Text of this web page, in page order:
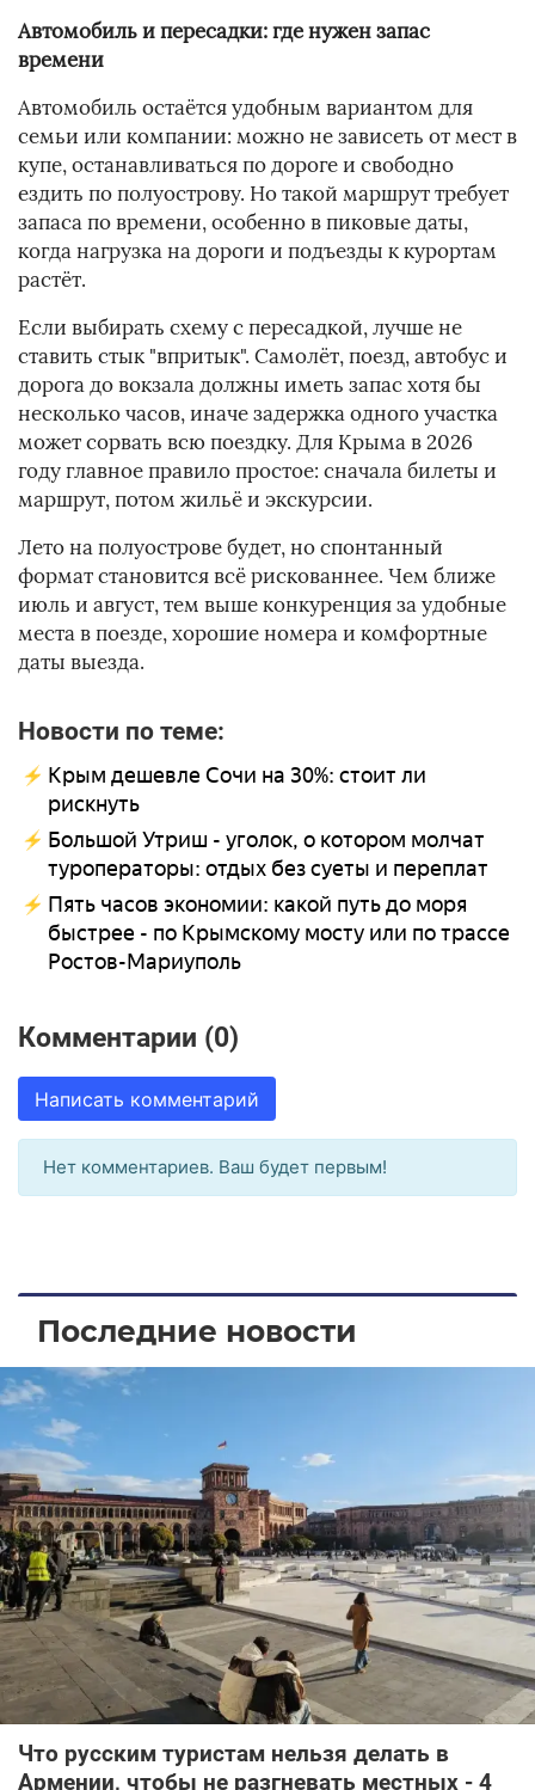
Автомобиль и пересадки: где нужен запас
времени
Автомобиль остаётся удобным вариантом для
семьи или компании: можно не зависеть от мест в
купе, останавливаться по дороге и свободно
ездить по полуострову. Но такой маршрут требует
запаса по времени, особенно в пиковые даты,
когда нагрузка на дороги и подъезды к курортам
растёт.
Если выбирать схему с пересадкой, лучше не
ставить стык "впритык". Самолёт, поезд, автобус и
дорога до вокзала должны иметь запас хотя бы
несколько часов, иначе задержка одного участка
может сорвать всю поездку. Для Крыма в 2026
году главное правило простое: сначала билеты и
маршрут, потом жильё и экскурсии.
Лето на полуострове будет, но спонтанный
формат становится всё рискованнее. Чем ближе
июль и август, тем выше конкуренция за удобные
места в поезде, хорошие номера и комфортные
даты выезда.
Новости по теме:
Крым дешевле Сочи на 30%: стоит ли
рискнуть
Большой Утриш - уголок, о котором молчат
туроператоры: отдых без суеты и переплат
Пять часов экономии: какой путь до моря
быстрее - по Крымскому мосту или по трассе
Ростов-Мариуполь
Комментарии (0)
Написать комментарий
Нет комментариев. Ваш будет первым!
Последние новости
Что русским туристам нельзя делать в
Армении, чтобы не разгневать местных - 4